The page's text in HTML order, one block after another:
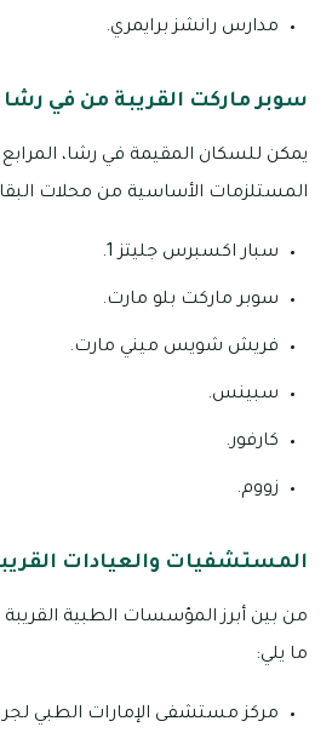
مدارس رانشز برايمري.
سوبر ماركت القريبة من في رشا
المستلزمات الأساسية من محلات
سبار اكسبرس جليتز 1.
سوبر ماركت بلو مارت.
فريش شويس ميني مارت.
سبينس.
كارفور.
زووم.
المستشفيات والعيادات
من بين أبرز المؤسسات الطبية القريبة
ما يلي:
مركز مستشفى الإمارات الطبي